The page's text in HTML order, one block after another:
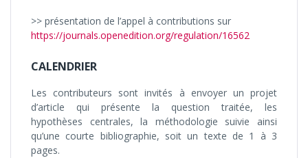
>> présentation de l’appel à contributions sur
https://journals.openedition.org/regulation/16562
CALENDRIER
Les contributeurs sont invités à envoyer un projet
d’article qui présente la question traitée, les
hypothèses centrales, la méthodologie suivie ainsi
qu’une courte bibliographie, soit un texte de 1 à 3
pages.